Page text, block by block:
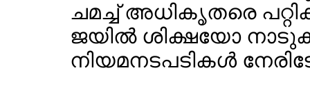
ചമച്ച് അധികൃതരെ
ജയില്‍ ശിക്ഷയോ
നിയമനടപടികള്‍